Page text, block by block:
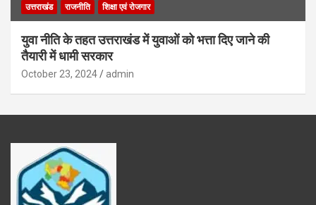
उत्तराखंड राजनीति शिक्षा एवं रोजगार
युवा नीति के तहत उत्तराखंड में युवाओं को भत्ता दिए जाने की
तैयारी में धामी सरकार
October 23, 2024 admin